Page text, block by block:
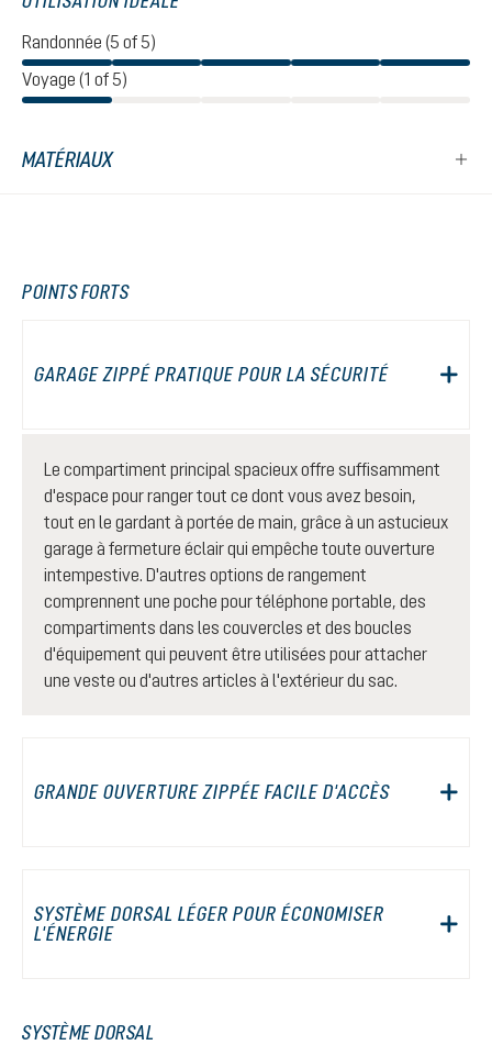
Randonnée (5 of 5)
Voyage (1 of 5)
MATÉRIAUX
POINTS FORTS
GARAGE ZIPPÉ PRATIQUE POUR LA SÉCURITÉ
Le compartiment principal spacieux offre suffisamment
d'espace pour ranger tout ce dont vous avez besoin,
tout en le gardant à portée de main, grâce à un astucieux
garage à fermeture éclair qui empêche toute ouverture
intempestive. D'autres options de rangement
comprennent une poche pour téléphone portable, des
compartiments dans les couvercles et des boucles
d'équipement qui peuvent être utilisées pour attacher
une veste ou d'autres articles à l'extérieur du sac.
GRANDE OUVERTURE ZIPPÉE FACILE D'ACCÈS
SYSTÈME DORSAL LÉGER POUR ÉCONOMISER
L'ÉNERGIE
SYSTÈME DORSAL